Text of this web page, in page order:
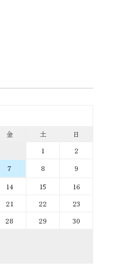
金 土 日
1
2
7 8
9
14 15
16
21 22
23
28 29
30